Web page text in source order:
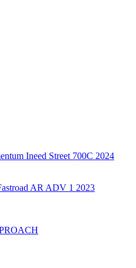
Ineed Street 700C 2024
AR ADV 1 2023